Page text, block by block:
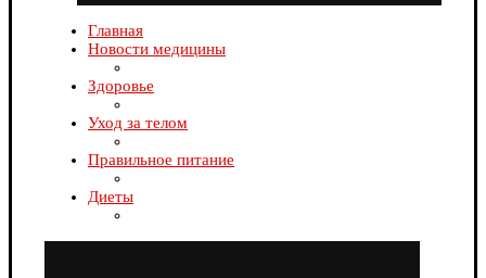
Главная
Новости медицины
Здоровье
Уход за телом
Правильное питание
Диеты